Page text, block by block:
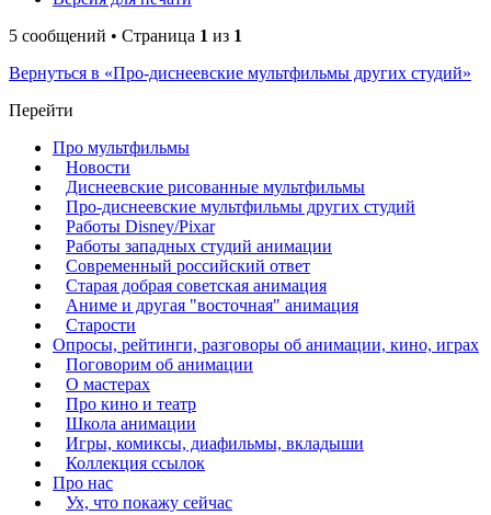
5 сообщений • Страница 1 из 1
Вернуться в «Про-диснеевские мультфильмы других студий»
Перейти
Про мультфильмы
Новости
Диснеевские рисованные мультфильмы
Про-диснеевские мультфильмы других студий
Работы Disney/Pixar
Работы западных студий анимации
Современный российский ответ
Старая добрая советская анимация
Аниме и другая "восточная" анимация
Старости
Опросы, рейтинги, разговоры об анимации, кино, играх
Поговорим об анимации
О мастерах
Про кино и театр
Школа анимации
Игры, комиксы, диафильмы, вкладыши
Коллекция ссылок
Про нас
Ух, что покажу сейчас